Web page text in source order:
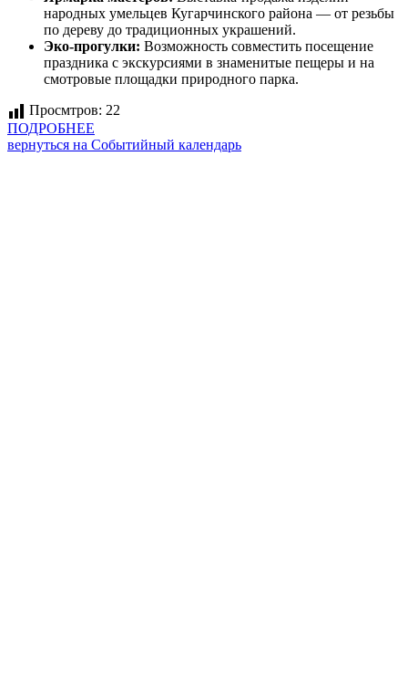
народных умельцев Кугарчинского района — от резьбы
по дереву до традиционных украшений.
Эко-прогулки: Возможность совместить посещение
праздника с экскурсиями в знаменитые пещеры и на
смотровые площадки природного парка.
Просмтров: 22
ПОДРОБНЕЕ
вернуться на Событийный календарь